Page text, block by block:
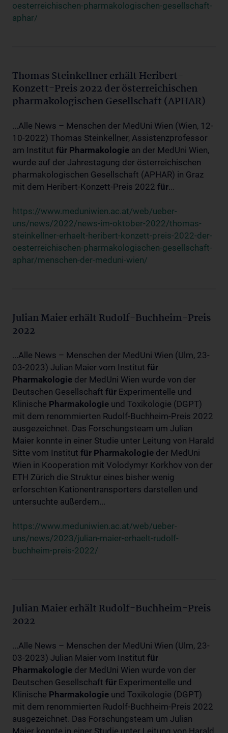
oesterreichischen-pharmakologischen-gesellschaft-
aphar/
Thomas Steinkellner erhält Heribert-
Konzett-Preis 2022 der österreichischen
pharmakologischen Gesellschaft (APHAR)
...Alle News – Menschen der MedUni Wien (Wien, 12-
10-2022) Thomas Steinkellner, Assistenzprofessor
am Institut für Pharmakologie an der MedUni Wien,
wurde auf der Jahrestagung der österreichischen
pharmakologischen Gesellschaft (APHAR) in Graz
mit dem Heribert-Konzett-Preis 2022 für...
https://www.meduniwien.ac.at/web/ueber-
uns/news/2022/news-im-oktober-2022/thomas-
steinkellner-erhaelt-heribert-konzett-preis-2022-der-
oesterreichischen-pharmakologischen-gesellschaft-
aphar/menschen-der-meduni-wien/
Julian Maier erhält Rudolf-Buchheim-Preis
2022
...Alle News – Menschen der MedUni Wien (Ulm, 23-
03-2023) Julian Maier vom Institut für
Pharmakologie der MedUni Wien wurde von der
Deutschen Gesellschaft für Experimentelle und
Klinische Pharmakologie und Toxikologie (DGPT)
mit dem renommierten Rudolf-Buchheim-Preis 2022
ausgezeichnet. Das Forschungsteam um Julian
Maier konnte in einer Studie unter Leitung von Harald
Sitte vom Institut für Pharmakologie der MedUni
Wien in Kooperation mit Volodymyr Korkhov von der
ETH Zürich die Struktur eines bisher wenig
erforschten Kationentransporters darstellen und
untersuchte außerdem...
https://www.meduniwien.ac.at/web/ueber-
uns/news/2023/julian-maier-erhaelt-rudolf-
buchheim-preis-2022/
Julian Maier erhält Rudolf-Buchheim-Preis
2022
...Alle News – Menschen der MedUni Wien (Ulm, 23-
03-2023) Julian Maier vom Institut für
Pharmakologie der MedUni Wien wurde von der
Deutschen Gesellschaft für Experimentelle und
Klinische Pharmakologie und Toxikologie (DGPT)
mit dem renommierten Rudolf-Buchheim-Preis 2022
ausgezeichnet. Das Forschungsteam um Julian
Maier konnte in einer Studie unter Leitung von Harald